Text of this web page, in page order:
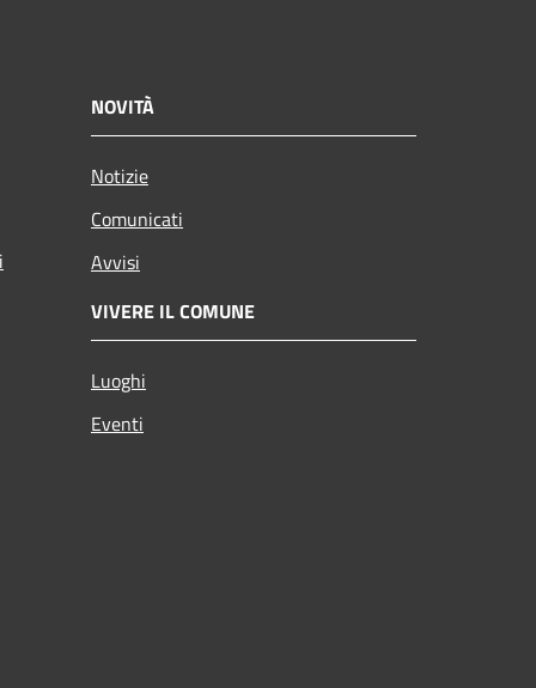
NOVITÀ
Notizie
Comunicati
Avvisi
VIVERE IL COMUNE
Luoghi
Eventi